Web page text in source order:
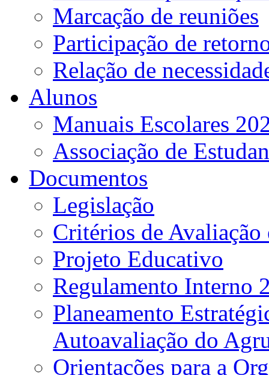
Marcação de reuniões
Participação de
Relação de
Alunos
Manuais Escolares
Associação de
Documentos
Legislação
Critérios de
Projeto Educativo
Regulamento Interno
Planeamento
Autoavaliação do
Orientações para a